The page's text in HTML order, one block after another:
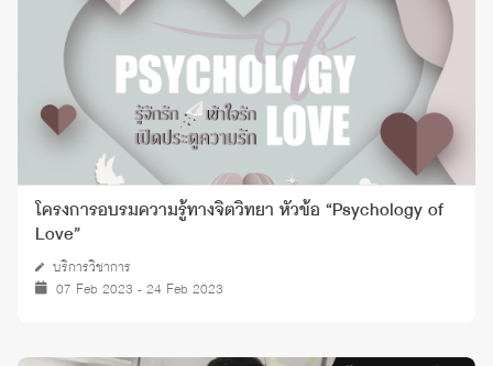
โครงการอบรมความรู้ทางจิตวิทยา หัวข้อ “Psychology of
Love”
บริการวิชาการ
07 Feb 2023 - 24 Feb 2023